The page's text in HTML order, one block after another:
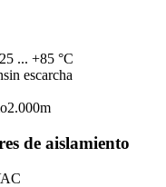
... +85 °C
sin escarcha
2.000m
de aislamiento